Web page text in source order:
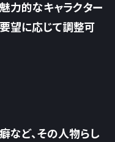
力的なキャラクター
望に応じて調整可
など、その人物らし